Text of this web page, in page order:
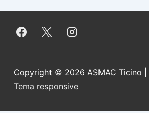
Copyright © 2026 ASMAC Ticino
Tema responsive